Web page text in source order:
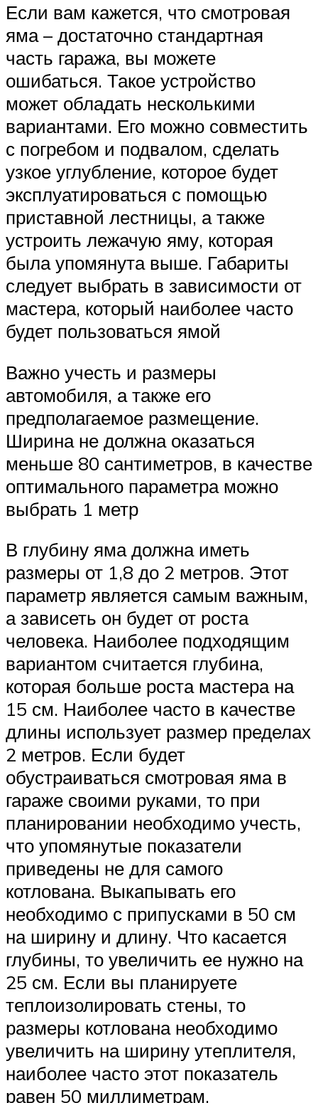
Если вам кажется, что смотровая
яма – достаточно стандартная
часть гаража, вы можете
ошибаться. Такое устройство
может обладать несколькими
вариантами. Его можно совместить
с погребом и подвалом, сделать
узкое углубление, которое будет
эксплуатироваться с помощью
приставной лестницы, а также
устроить лежачую яму, которая
была упомянута выше. Габариты
следует выбрать в зависимости от
мастера, который наиболее часто
будет пользоваться ямой
Важно учесть и размеры
автомобиля, а также его
предполагаемое размещение.
Ширина не должна оказаться
меньше 80 сантиметров, в качестве
оптимального параметра можно
выбрать 1 метр
В глубину яма должна иметь
размеры от 1,8 до 2 метров. Этот
параметр является самым важным,
а зависеть он будет от роста
человека. Наиболее подходящим
вариантом считается глубина,
которая больше роста мастера на
15 см. Наиболее часто в качестве
длины использует размер пределах
2 метров. Если будет
обустраиваться смотровая яма в
гараже своими руками, то при
планировании необходимо учесть,
что упомянутые показатели
приведены не для самого
котлована. Выкапывать его
необходимо с припусками в 50 см
на ширину и длину. Что касается
глубины, то увеличить ее нужно на
25 см. Если вы планируете
теплоизолировать стены, то
размеры котлована необходимо
увеличить на ширину утеплителя,
наиболее часто этот показатель
равен 50 миллиметрам.